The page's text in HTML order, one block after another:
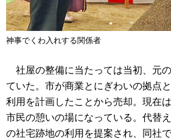
神事でくわ入れする関係者
社屋の整備に当たっては当初、元
ていた。市が商業とにぎわいの拠点
利用を計画したことから売却。現在
市民の憩いの場になっている。代替
の社宅跡地の利用を提案され、同社